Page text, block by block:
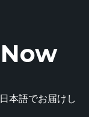
本語でお届けし